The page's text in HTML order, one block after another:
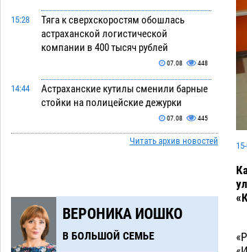
15:28
Тяга к сверхскоростям обошлась
астраханской логистической
компании в 400 тысяч рублей
07.08 448
14:44
Астраханские кутилы сменили барные
стойки на полицейские дежурки
07.08 445
С 11 августа астраханские водоемы
13:29
Астраханский аэропорт попробует
отбиться от ворон в апелляционном
суде
Читать архив новостей
ВЕРОНИКА ИОШКО
В БОЛЬШОЙ СЕМЬЕ